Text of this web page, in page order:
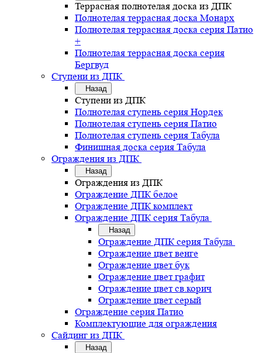
Террасная полнотелая доска из ДПК
Полнотелая террасная доска Монарх
Полнотелая террасная доска серия Патио
+
Полнотелая террасная доска серия
Бергвуд
Ступени из ДПК
Назад
Ступени из ДПК
Полнотелая ступень серия Нордек
Полнотелая ступень серия Патио
Полнотелая ступень серия Табула
Финишная доска серия Табула
Ограждения из ДПК
Назад
Ограждения из ДПК
Ограждение ДПК белое
Ограждение ДПК комплект
Ограждение ДПК серия Табула
Назад
Ограждение ДПК серия Табула
Ограждение цвет венге
Ограждение цвет бук
Ограждение цвет графит
Ограждение цвет св.корич
Ограждение цвет серый
Ограждение серия Патио
Комплектующие для ограждения
Сайдинг из ДПК
Назад